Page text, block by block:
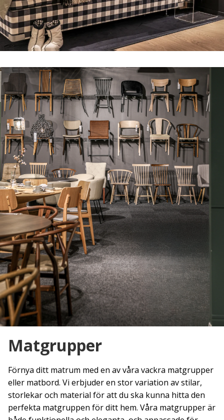
Matgrupper
Förnya ditt matrum med en av våra vackra matgrupper
eller matbord. Vi erbjuder en stor variation av stilar,
storlekar och material för att du ska kunna hitta den
perfekta matgruppen för ditt hem. Våra matgrupper är